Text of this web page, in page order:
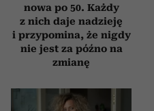
nowa po 50. Każdy
z nich daje nadzieję
i przypomina, że nigdy
nie jest za późno na
zmianę